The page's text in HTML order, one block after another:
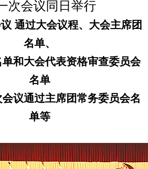
次会议同日举行
通过大会议程、大会主席团
名单、
和大会代表资格审查委员会
名单
议通过主席团常务委员会名
单等